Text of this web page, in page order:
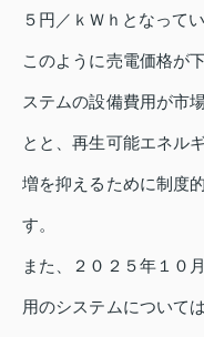
５円／ｋＷｈとなってい
このように売電価格が
ステムの設備費用が市
とと、再生可能エネル
増を抑えるために制度
す。
また、２０２５年１０
用のシステムについて